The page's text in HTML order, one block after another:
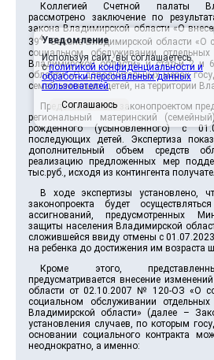
Коллегией Счетной палаты
рассмотрено заключение по
закона Владимирской области «О
394Закона Владимирской области «О
социальном обслуживании
Владимирской области» и статьи 2 и
области «О дополнительных мерах
семей, имеющих детей, на территории
Представленным законопроектом
региональный материнский
рожденного (усыновленного) с
последующих детей. Экспертиза
дополнительный объем средств
реализацию предложенных мер
тыс.руб., исходя из контингента
В ходе экспертизы установлено,
законопроекта будет
ассигнований, предусмотренных
защиты населения Владимирской
сложившейся ввиду отмены с
на ребенка до достижения им возраста
Кроме этого,
предусматривается внесение
области от 02.10.2007 № 120-ОЗ «О
социальном обслуживании
Владимирской области» (далее –
установления случаев, по которым
основании социального контракта
неоднократно, а именно:
Уведомление
Используя сайт, вы соглашаетесь
сполитикой конфиденциальности и
обработки персональных данных
пользователей.
Соглашаюсь